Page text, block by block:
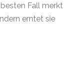
Fall merkt
erntet sie